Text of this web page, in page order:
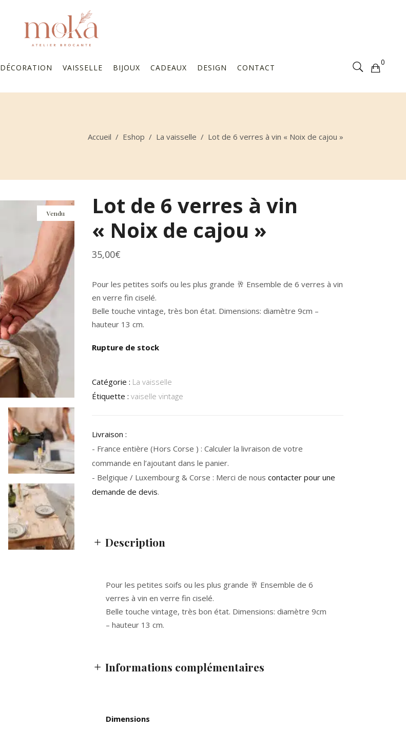
DÉCORATION VAISSELLE BIJOUX CADEAUX DESIGN CONTACT
0
Votre sélection est vide
Accueil / Eshop / La vaisselle / Lot de 6 verres à vin « Noix de cajou »
Vendu
Lot de 6 verres à vin
« Noix de cajou »
35,00€
Pour les petites soifs ou les plus grande 🥂 Ensemble de 6 verres à vin
en verre fin ciselé.
Belle touche vintage, très bon état. Dimensions: diamètre 9cm –
hauteur 13 cm.
Rupture de stock
Catégorie : La vaisselle
Étiquette : vaiselle vintage
Livraison :
- France entière (Hors Corse ) : Calculer la livraison de votre
commande en l’ajoutant dans le panier.
- Belgique / Luxembourg & Corse : Merci de nous contacter pour une
demande de devis.
Description
Pour les petites soifs ou les plus grande 🥂 Ensemble de 6
verres à vin en verre fin ciselé.
Belle touche vintage, très bon état. Dimensions: diamètre 9cm
– hauteur 13 cm.
Informations complémentaires
Dimensions